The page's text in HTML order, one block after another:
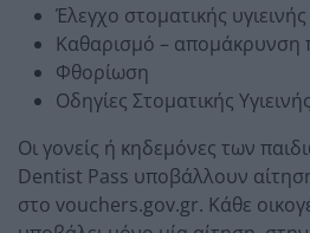
Έλεγχο στοματικής υγιεινής
Καθαρισμό – απομάκρυνση
Φθορίωση
Οδηγίες Στοματικής Υγιεινής
Οι γονείς ή κηδεμόνες των
Dentist Pass υποβάλλουν
στο vouchers.gov.gr. Κάθε